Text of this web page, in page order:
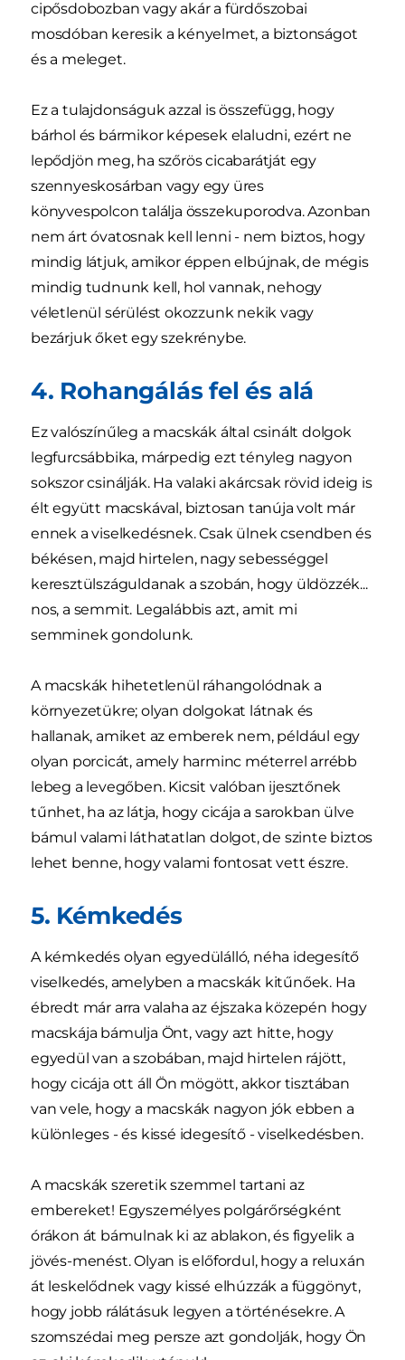
cipősdobozban vagy akár a fürdőszobai
mosdóban keresik a kényelmet, a biztonságot
és a meleget.
Ez a tulajdonságuk azzal is összefügg, hogy
bárhol és bármikor képesek elaludni, ezért ne
lepődjön meg, ha szőrös cicabarátját egy
szennyeskosárban vagy egy üres
könyvespolcon találja összekuporodva. Azonban
nem árt óvatosnak kell lenni - nem biztos, hogy
mindig látjuk, amikor éppen elbújnak, de mégis
mindig tudnunk kell, hol vannak, nehogy
véletlenül sérülést okozzunk nekik vagy
bezárjuk őket egy szekrénybe.
4. Rohangálás fel és alá
Ez valószínűleg a macskák által csinált dolgok
legfurcsábbika, márpedig ezt tényleg nagyon
sokszor csinálják. Ha valaki akárcsak rövid ideig is
élt együtt macskával, biztosan tanúja volt már
ennek a viselkedésnek. Csak ülnek csendben és
békésen, majd hirtelen, nagy sebességgel
keresztülszáguldanak a szobán, hogy üldözzék...
nos, a semmit. Legalábbis azt, amit mi
semminek gondolunk.
A macskák hihetetlenül ráhangolódnak a
környezetükre; olyan dolgokat látnak és
hallanak, amiket az emberek nem, például egy
olyan porcicát, amely harminc méterrel arrébb
lebeg a levegőben. Kicsit valóban ijesztőnek
tűnhet, ha az látja, hogy cicája a sarokban ülve
bámul valami láthatatlan dolgot, de szinte biztos
lehet benne, hogy valami fontosat vett észre.
5. Kémkedés
A kémkedés olyan egyedülálló, néha idegesítő
viselkedés, amelyben a macskák kitűnőek. Ha
ébredt már arra valaha az éjszaka közepén hogy
macskája bámulja Önt, vagy azt hitte, hogy
egyedül van a szobában, majd hirtelen rájött,
hogy cicája ott áll Ön mögött, akkor tisztában
van vele, hogy a macskák nagyon jók ebben a
különleges - és kissé idegesítő - viselkedésben.
A macskák szeretik szemmel tartani az
embereket! Egyszemélyes polgárőrségként
órákon át bámulnak ki az ablakon, és figyelik a
jövés-menést. Olyan is előfordul, hogy a reluxán
át leskelődnek vagy kissé elhúzzák a függönyt,
hogy jobb rálátásuk legyen a történésekre. A
szomszédai meg persze azt gondolják, hogy Ön